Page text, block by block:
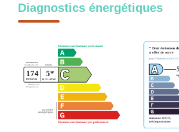
Diagnostics énergétiques